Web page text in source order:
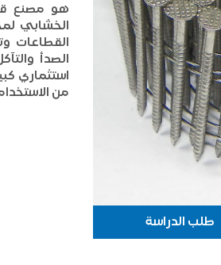
طلب الدراسة
هو مصنع
الخشابي
القطاعات
الصدأ
استثماري
من